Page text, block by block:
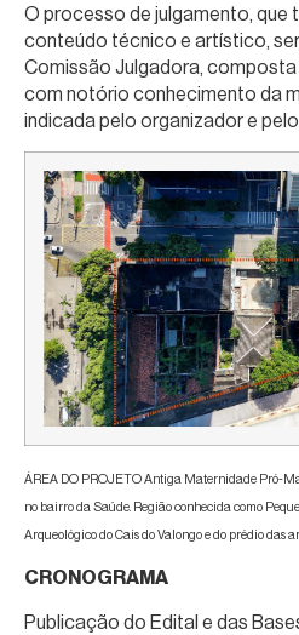
O processo de julgamento,
conteúdo técnico e artístico,
Comissão Julgadora, composta
com notório conhecimento da
indicada pelo organizador e
ÁREA DO PROJETO Antiga Maternidade Pró-
no bairro da Saúde. Região conhecida como
Arqueológico do Cais do Valongo e do prédio das
CRONOGRAMA
Publicação do Edital e das